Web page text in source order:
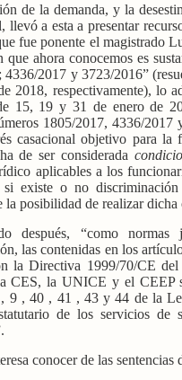
de la demanda, y la
llevó a esta a presentar
fue ponente el magistrado
que ahora conocemos es
4336/2017 y 3723/2016”
2018, respectivamente), lo
15, 19 y 31 de enero de
1805/2017, 4336/
casacional objetivo para la
de ser considerada
aplicables a los
si existe o no
la posibilidad de realizar dicha
después, “como
las contenidas en los
la Directiva 1999/70/CE
CES, la UNICE y el CEEP
9 , 40 , 41 , 43 y 44 de la
de los servicios de
conocer de las sentencias